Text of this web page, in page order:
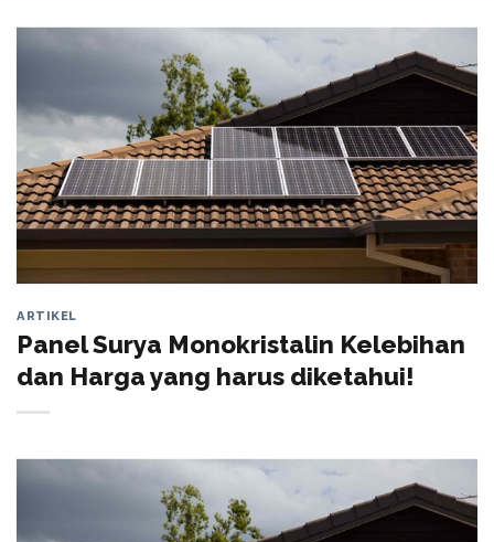
ARTIKEL
Panel Surya Monokristalin Kelebihan
dan Harga yang harus diketahui!